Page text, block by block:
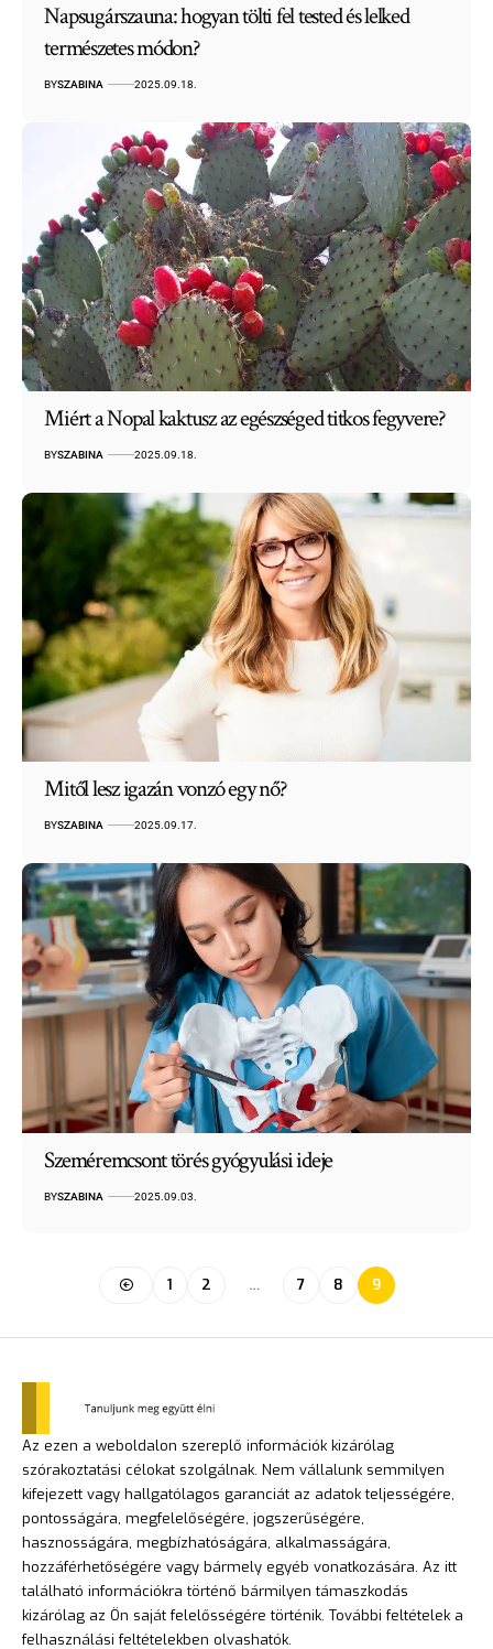
Napsugárszauna: hogyan tölti fel tested és lelked
természetes módon?
BYSZABINA 2025.09.18.
Miért a Nopal kaktusz az egészséged titkos fegyvere?
BYSZABINA 2025.09.18.
Mitől lesz igazán vonzó egy nő?
BYSZABINA 2025.09.17.
Szeméremcsont törés gyógyulási ideje
BYSZABINA 2025.09.03.
1 2 … 7 8 9
Az ezen a weboldalon szereplő információk kizárólag
szórakoztatási célokat szolgálnak. Nem vállalunk semmilyen
kifejezett vagy hallgatólagos garanciát az adatok teljességére,
pontosságára, megfelelőségére, jogszerűségére,
hasznosságára, megbízhatóságára, alkalmasságára,
hozzáférhetőségére vagy bármely egyéb vonatkozására. Az itt
található információkra történő bármilyen támaszkodás
kizárólag az Ön saját felelősségére történik. További feltételek a
felhasználási feltételekben olvashatók.